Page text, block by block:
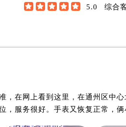
的
     5.0 综合
，在网上看到这里，在通州区中
，服务很好。手表又恢复正常，